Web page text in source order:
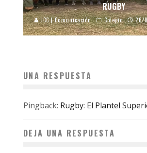
RUGBY
JCC | Comunicación Colegio 26/
UNA RESPUESTA
Pingback: Rugby: El Plantel
DEJA UNA RESPUESTA